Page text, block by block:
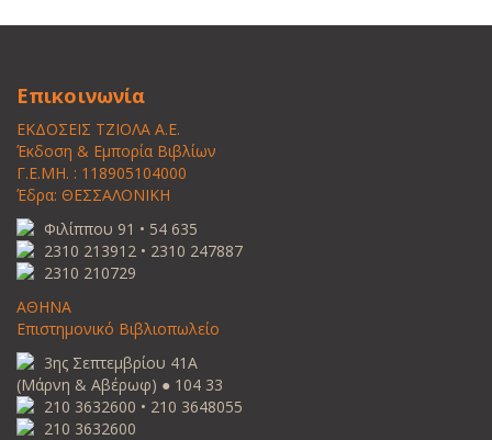
Επικοινωνία
ΕΚΔΟΣΕΙΣ ΤΖΙΟΛΑ Α.Ε.
Έκδοση & Εμπορία Βιβλίων
Γ.Ε.ΜΗ. : 118905104000
Έδρα: ΘΕΣΣΑΛΟΝΙΚΗ
Φιλίππου 91 • 54 635
2310 213912 • 2310 247887
2310 210729
ΑΘΗΝΑ
Επιστημονικό Βιβλιοπωλείο
3ης Σεπτεμβρίου 41Α
(Μάρνη & Αβέρωφ) ● 104 33
210 3632600 • 210 3648055
210 3632600